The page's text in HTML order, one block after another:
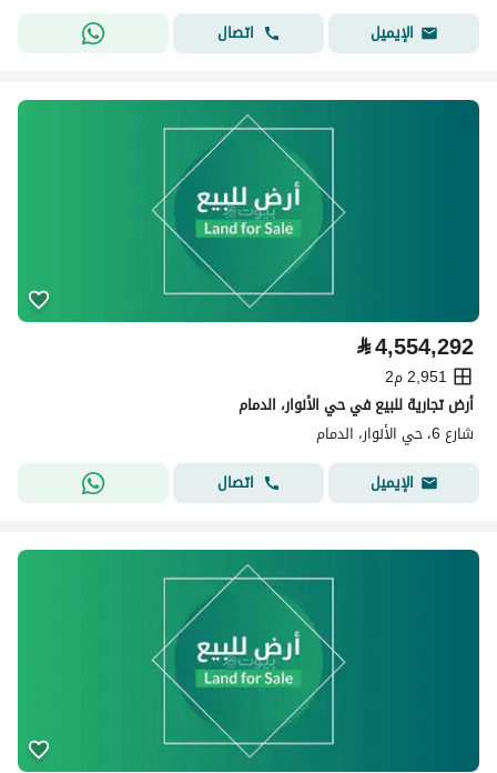
الإيميل
اتصال
⃁4,554,292
2,951 م2
أرض تجارية للبيع في حي الأنوار، الدمام
شارع 6، حي الأنوار، الدمام
الإيميل
اتصال